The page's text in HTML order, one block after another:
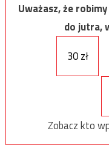
Uważasz, że
do jutra,
30 zł
Zobacz kto